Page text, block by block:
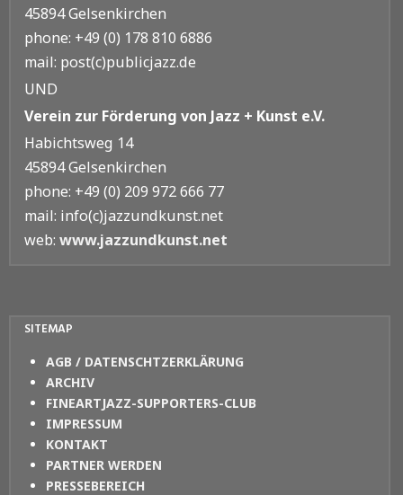
45894 Gelsenkirchen
phone: +49 (0) 178 810 6886
mail: post(c)publicjazz.de
UND
Verein zur Förderung von Jazz + Kunst e.V.
Habichtsweg 14
45894 Gelsenkirchen
phone: +49 (0) 209 972 666 77
mail: info(c)jazzundkunst.net
web: www.jazzundkunst.net
SITEMAP
AGB / DATENSCHTZERKLÄRUNG
ARCHIV
FINEARTJAZZ-SUPPORTERS-CLUB
IMPRESSUM
KONTAKT
PARTNER WERDEN
PRESSEBEREICH